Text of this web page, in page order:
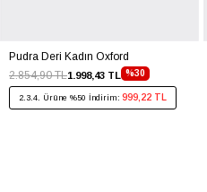
Pudra Deri Kadın Oxford
%30
1.998,43 TL
2.854,90 TL
2.3.4. Ürüne %50 İndirim: 999,22 TL